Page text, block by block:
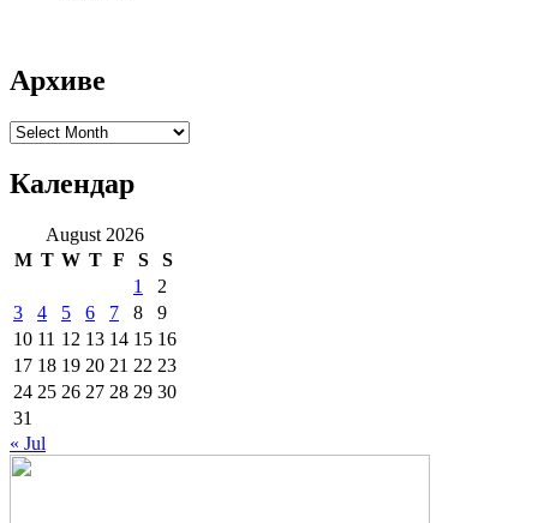
Архиве
Архиве
Календар
August 2026
M T W T F S
S
1
2
3
4 5 6 7 8
9
10 11 12 13 14 15 16
17 18 19 20 21 22 23
24 25 26 27 28 29 30
31
« Jul